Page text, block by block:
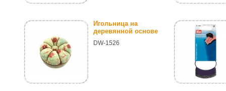
Игольница на
деревянной основе
DW-1526